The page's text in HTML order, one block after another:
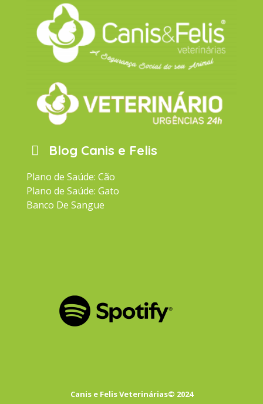
Blog Canis e Felis
Plano de Saúde: Cão
Plano de Saúde: Gato
Banco De Sangue
Canis e Felis Veterinárias© 2024